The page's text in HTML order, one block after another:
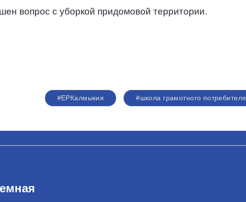
вопрос с уборкой придомовой территории.
#ЕРКалмыкия #школа грамотного потребителя